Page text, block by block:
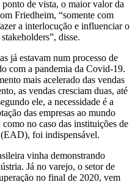
de vista, o maior valor da
Friedheim, “somente com
a interlocução e influenciar o
disse.
já estavam num processo de
com a pandemia da Covid-19.
mais acelerado das vendas
as vendas cresciam duas, até
ele, a necessidade é a
das empresas ao mundo
no caso das instituições de
(EAD), foi indispensável.
vinha demonstrando
Já no varejo, o setor de
no final de 2020, vem